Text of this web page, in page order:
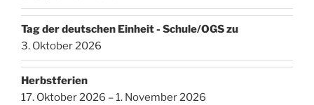
Tag der deutschen Einheit - Schule/OGS zu
3. Oktober 2026
Herbstferien
17. Oktober 2026 – 1. November 2026